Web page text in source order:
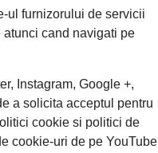
ul furnizorului de servicii
cand navigati pe
Instagram, Google +,
a solicita acceptul pentru
cookie si politici de
cookie-uri de pe YouTube